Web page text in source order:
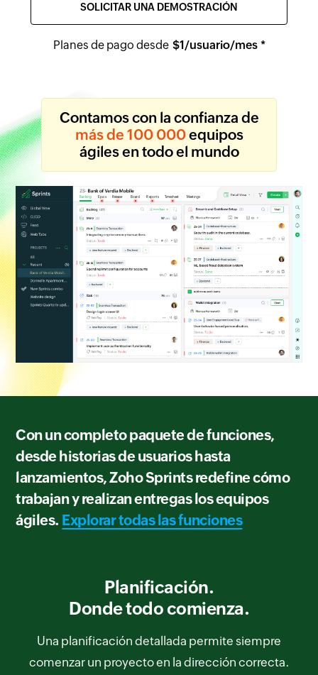
SOLICITAR UNA DEMOSTRACIÓN
Planes de pago desde $1/usuario/mes *
Contamos con la confianza de
más de 100 000equipos
ágiles en todo el mundo
Backlog Epics Release Board Reports Timesheet Meetings
Con un completo paquete de funciones,
desde historias de usuarios hasta
lanzamientos, Zoho Sprints redefine cómo
trabajan y realizan entregas los equipos
ágiles. Explorar todas las funciones
Planificación.
Donde todo comienza.
Una planificación detallada permite siempre
comenzar un proyecto en la dirección correcta.